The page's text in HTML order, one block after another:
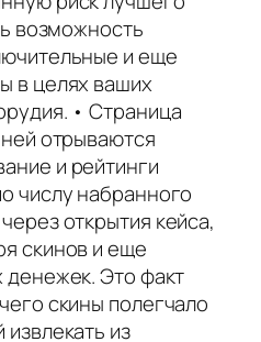
возможность
и еще
в целях ваших
• Страница
отрываются
и рейтинги
числу набранного
открытия кейса,
скинов и еще
денежек. Это факт
скины полегчало
из